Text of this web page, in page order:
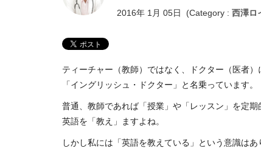
2016年 1月 05日 (Category : 西澤ロ
ティーチャー（教師）ではなく、ドクター（医者）
「イングリッシュ・ドクター」と名乗っています。
普通、教師であれば「授業」や「レッスン」を定期
英語を「教え」ますよね。
しかし私には「英語を教えている」という意識はあ